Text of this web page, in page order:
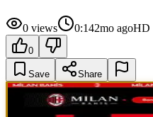
0 views 0:142mo agoHD
0
Save Share